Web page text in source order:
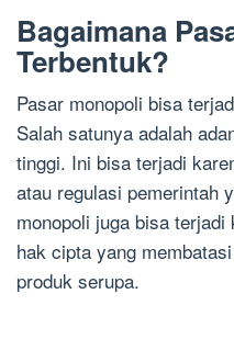
Bagaimana
Terbentuk?
Pasar monopoli bisa
Salah satunya adalah
tinggi. Ini bisa terjadi
atau regulasi pemerintah
monopoli juga bisa
hak cipta yang
produk serupa.